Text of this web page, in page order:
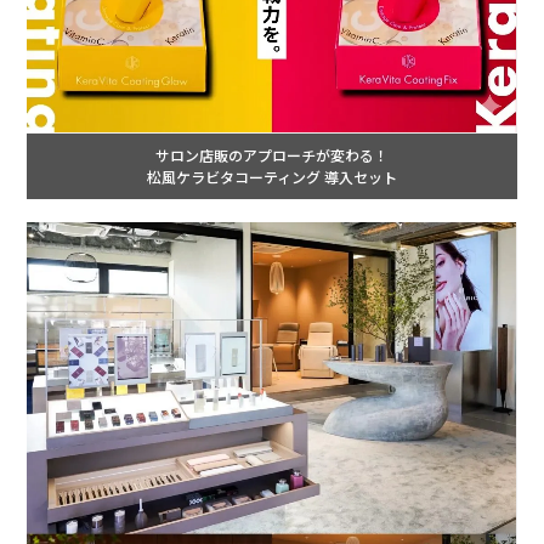
サロン店販のアプローチが変わる！
松風ケラビタコーティング 導入セット